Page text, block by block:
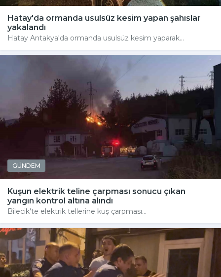
Hatay'da ormanda usulsüz kesim yapan şahıslar
yakalandı
Hatay Antakya'da ormanda usulsüz kesim yaparak...
GÜNDEM
Kuşun elektrik teline çarpması sonucu çıkan
yangın kontrol altına alındı
Bilecik'te elektrik tellerine kuş çarpması...